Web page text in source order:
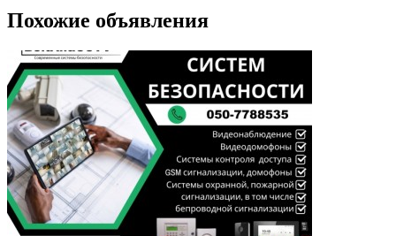
Похожие объявления